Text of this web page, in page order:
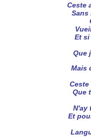
Ceste
Sans
Et si
Que
Mais
Ceste
Que
N'ay
Et